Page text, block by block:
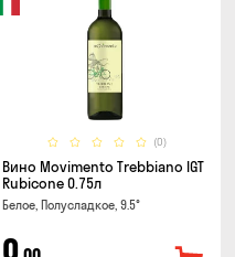
(0)
Вино Movimento Trebbiano IGT
Rubicone 0.75л
Белое, Полусладкое, 9.5°